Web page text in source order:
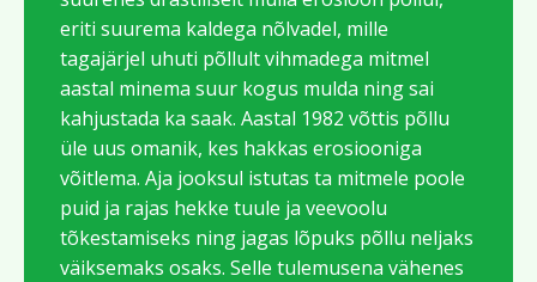
eriti suurema kaldega nõlvadel, mille
tagajärjel uhuti põllult vihmadega mitmel
aastal minema suur kogus mulda ning sai
kahjustada ka saak. Aastal 1982 võttis põllu
üle uus omanik, kes hakkas erosiooniga
võitlema. Aja jooksul istutas ta mitmele poole
puid ja rajas hekke tuule ja veevoolu
tõkestamiseks ning jagas lõpuks põllu neljaks
väiksemaks osaks. Selle tulemusena vähenes